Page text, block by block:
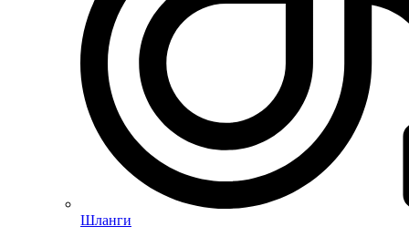
Шланги